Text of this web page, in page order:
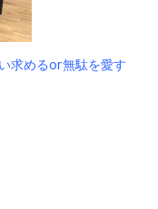
求めるor無駄を愛す